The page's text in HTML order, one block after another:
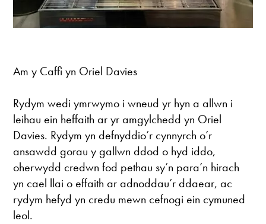
Am y Caffi yn Oriel Davies
Rydym wedi ymrwymo i wneud yr hyn a allwn i
leihau ein heffaith ar yr amgylchedd yn Oriel
Davies. Rydym yn defnyddio’r cynnyrch o’r
ansawdd gorau y gallwn ddod o hyd iddo,
oherwydd credwn fod pethau sy’n para’n hirach
yn cael llai o effaith ar adnoddau’r ddaear, ac
rydym hefyd yn credu mewn cefnogi ein cymuned
leol.